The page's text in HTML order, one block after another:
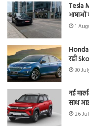
Tesla
भाषाओं
1
रही
30
नई
साथ
26